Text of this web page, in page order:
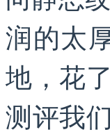
润的太
地，花
测评我